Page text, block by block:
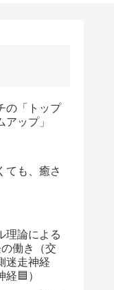
の「トップ
アップ」
ても、癒さ
理論による
働き（交
迷走神経
🟦）